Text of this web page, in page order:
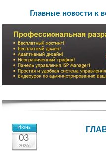
Главные новости к
Июнь
03
2026